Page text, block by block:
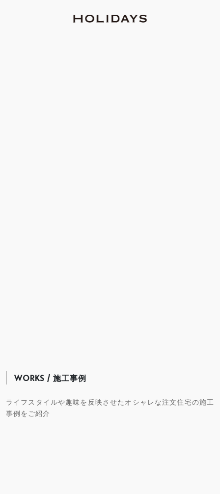
WORKS / 施工事例
ライフスタイルや趣味を反映させたオシャレな注文住宅の施工
事例をご紹介